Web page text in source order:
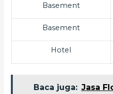
Basement
Basement
Hotel
Baca juga: Jasa